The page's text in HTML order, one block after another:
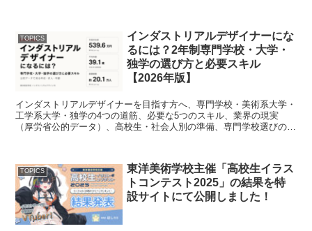
TOPICS
インダストリアルデザイナーにな
るには？2年制専門学校・大学・
独学の選び方と必要スキル
【2026年版】
インダストリアルデザイナーを目指す方へ、専門学校・美術系大学・
工学系大学・独学の4つの道筋、必要な5つのスキル、業界の現実
（厚労省公的データ）、高校生・社会人別の準備、専門学校選びのチ
TOPICS
東洋美術学校主催「高校生イラス
トコンテスト2025」の結果を特
設サイトにて公開しました！